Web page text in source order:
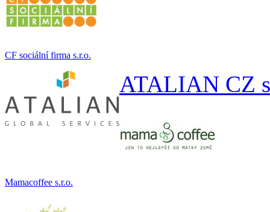
CF sociální firma s.r.o.
ATALIAN CZ
Mamacoffee s.r.o.